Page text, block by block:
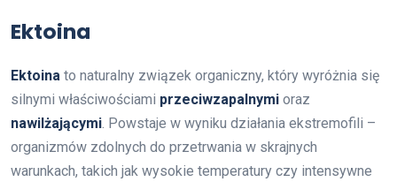
Ektoina
Ektoina to naturalny związek organiczny, który wyróżnia się
silnymi właściwościami przeciwzapalnymi oraz
nawilżającymi. Powstaje w wyniku działania ekstremofili –
organizmów zdolnych do przetrwania w skrajnych
warunkach, takich jak wysokie temperatury czy intensywne